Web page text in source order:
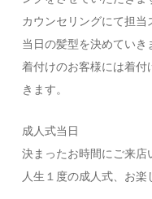
カウンセリングにて担
当日の髪型を決めていき
着付けのお客様には着
きます。
成人式当日
決まったお時間にご来店
人生１度の成人式、お